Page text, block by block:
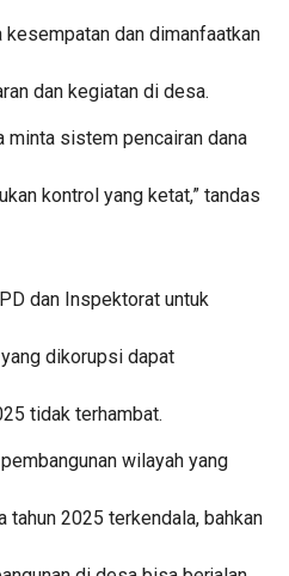
dan dimanfaatkan
dan kegiatan di desa.
minta sistem pencairan dana
kontrol yang ketat,” tandas
dan Inspektorat untuk
dikorupsi dapat
tidak terhambat.
wilayah yang
tahun 2025 terkendala, bahkan